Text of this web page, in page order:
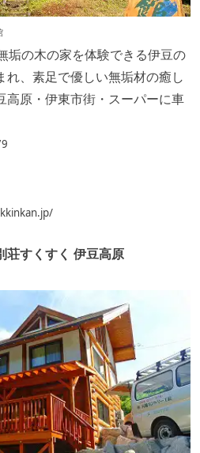
垢の木の家を体験できる伊豆の
れ、素足で優しい無垢材の癒し
高原・伊東市街・スーパーに車
すくすく 伊豆高原